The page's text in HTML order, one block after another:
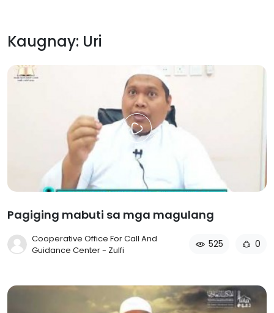
Kaugnay: Uri
Pagiging mabuti sa mga magulang
Cooperative Office For Call And
Guidance Center - Zulfi
525 0